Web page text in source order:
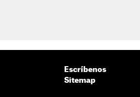
Escríbenos
Sitemap